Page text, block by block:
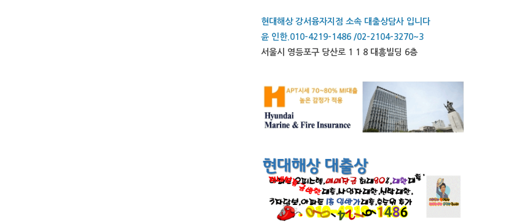
현대해상 강서융자지점 소속 대출상담사 입니다
윤 인한.010-4219-1486 /02-2104-3270~3
서울시 영등포구 당산로 1 1 8 대흥빌딩 6층